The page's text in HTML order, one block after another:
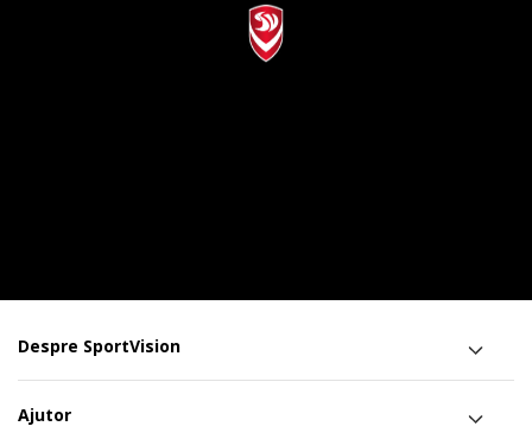
Despre SportVision
Ajutor